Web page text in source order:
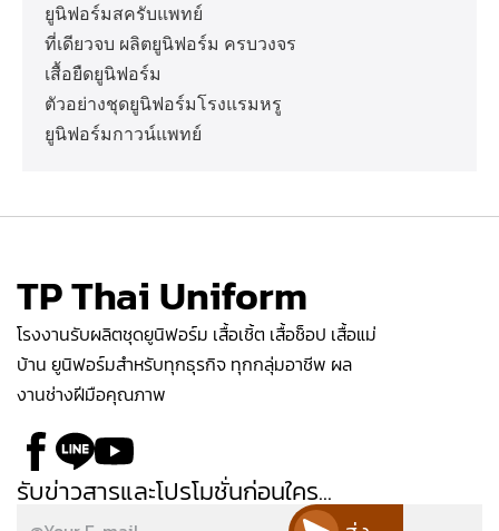
ยูนิฟอร์มสครับแพทย์
ที่เดียวจบ ผลิตยูนิฟอร์ม ครบวงจร
เสื้อยืดยูนิฟอร์ม
ตัวอย่างชุดยูนิฟอร์มโรงแรมหรู
ยูนิฟอร์มกาวน์แพทย์
TP Thai Uniform
โรงงานรับผลิตชุดยูนิฟอร์ม เสื้อเชิ้ต เสื้อช็อป เสื้อแม่
บ้าน ยูนิฟอร์มสำหรับทุกธุรกิจ ทุกกลุ่มอาชีพ ผล
งานช่างฝีมือคุณภาพ
รับข่าวสารและโปรโมชั่นก่อนใคร...